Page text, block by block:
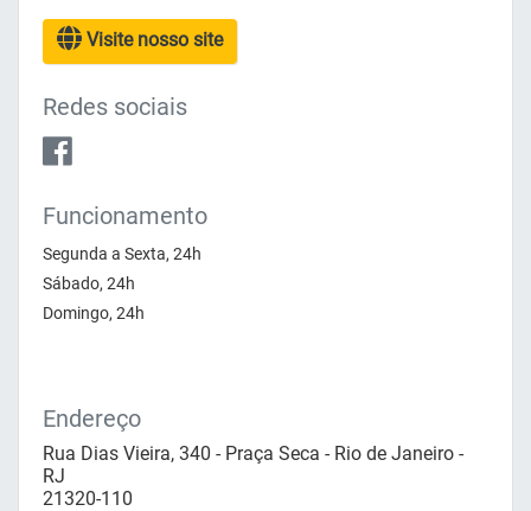
Visite nosso site
Redes sociais
Funcionamento
Segunda a Sexta, 24h
Sábado, 24h
Domingo, 24h
Endereço
Rua Dias Vieira, 340 - Praça Seca - Rio de Janeiro -
RJ
21320-110